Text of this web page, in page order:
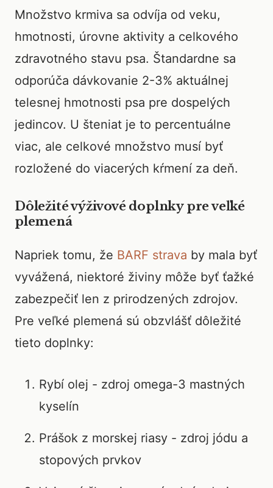
Množstvo krmiva sa odvíja od veku,
hmotnosti, úrovne aktivity a celkového
zdravotného stavu psa. Štandardne sa
odporúča dávkovanie 2-3% aktuálnej
telesnej hmotnosti psa pre dospelých
jedincov. U šteniat je to percentuálne
viac, ale celkové množstvo musí byť
rozložené do viacerých kŕmení za deň.
Dôležité výživové doplnky pre veľké
plemená
Napriek tomu, že BARF strava by mala byť
vyvážená, niektoré živiny môže byť ťažké
zabezpečiť len z prirodzených zdrojov.
Pre veľké plemená sú obzvlášť dôležité
tieto doplnky:
Rybí olej - zdroj omega-3 mastných
kyselín
Prášok z morskej riasy - zdroj jódu a
stopových prvkov